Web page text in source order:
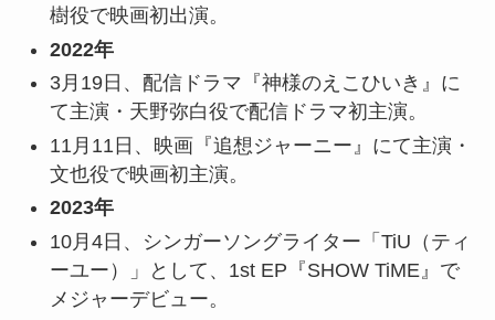
樹役で映画初出演。
2022年
3月19日、配信ドラマ『神様のえこひいき』に
て主演・天野弥白役で配信ドラマ初主演。
11月11日、映画『追想ジャーニー』にて主演・
文也役で映画初主演。
2023年
10月4日、シンガーソングライター「TiU（ティ
ーユー）」として、1st EP『SHOW TiME』で
メジャーデビュー。